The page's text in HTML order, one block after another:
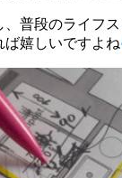
普段のライフ
ば嬉しいですよね